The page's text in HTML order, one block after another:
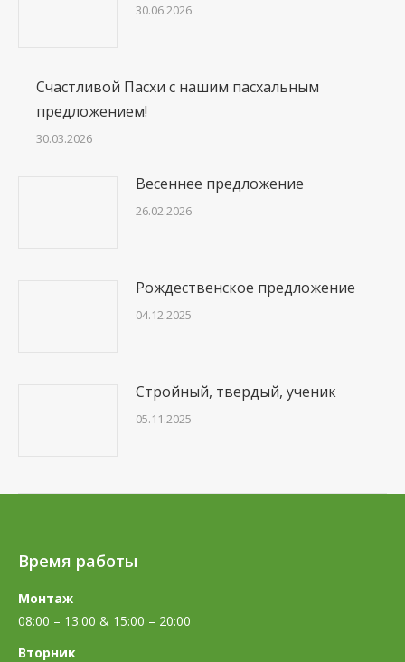
30.06.2026
Счастливой Пасхи с нашим пасхальным
предложением!
30.03.2026
Весеннее предложение
26.02.2026
Рождественское предложение
04.12.2025
Стройный, твердый, ученик
05.11.2025
Время работы
Монтаж
08:00 – 13:00 & 15:00 – 20:00
Вторник